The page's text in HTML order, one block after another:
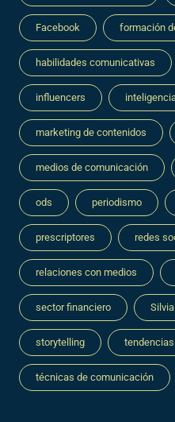
Facebook formación
habilidades comunicativas
influencers
marketing de contenidos
medios de comunicación
ods periodismo
prescriptores redes
relaciones con medios
sector financiero
storytelling tendencias
técnicas de comunicación